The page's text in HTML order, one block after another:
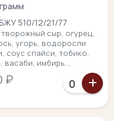
510/12/21/77
творожный сыр, огурец,
угорь, водоросли
соус спайси, тобико,
васаби, имбирь...
₽